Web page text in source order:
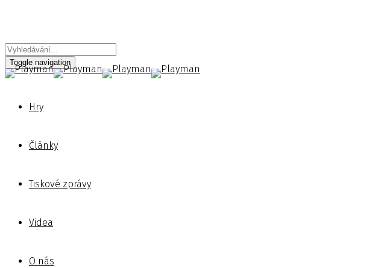
Toggle navigation
Hry
Články
Tiskové zprávy
Videa
O nás